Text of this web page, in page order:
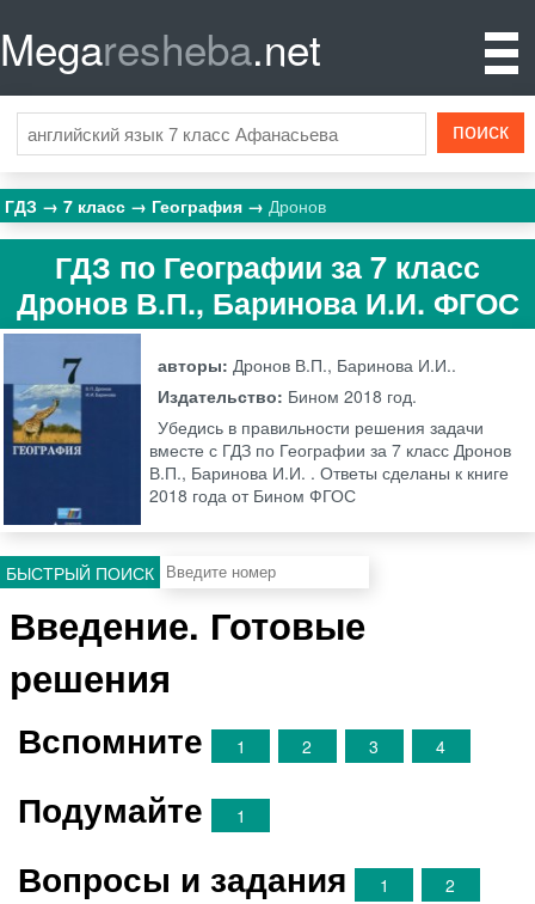
Megaresheba.net
ГДЗ 7 класс География Дронов
ГДЗ по Географии за 7 класс
Дронов В.П., Баринова И.И. ФГОС
авторы:Дронов В.П., Баринова И.И..
Издательство: Бином 2018 год.
Убедись в правильности решения задачи
вместе с ГДЗ по Географии за 7 класс Дронов
В.П., Баринова И.И. . Ответы сделаны к книге
2018 года от Бином ФГОС
БЫСТРЫЙ ПОИСК
Введение. Готовые
решения
Вспомните 1 2 3 4
Подумайте 1
Вопросы и задания 1
2